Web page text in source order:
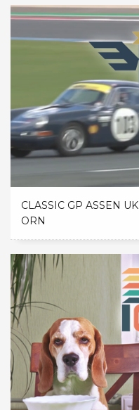
CLASSIC GP ASSEN UK
ORN